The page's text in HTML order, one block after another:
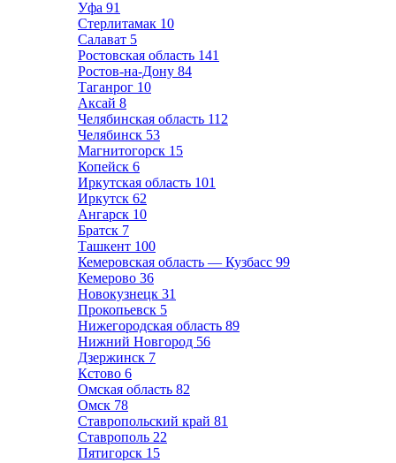
Уфа 91
Стерлитамак 10
Салават 5
Ростовская область 141
Ростов-на-Дону 84
Таганрог 10
Аксай 8
Челябинская область 112
Челябинск 53
Магнитогорск 15
Копейск 6
Иркутская область 101
Иркутск 62
Ангарск 10
Братск 7
Ташкент 100
Кемеровская область — Кузбасс 99
Кемерово 36
Новокузнецк 31
Прокопьевск 5
Нижегородская область 89
Нижний Новгород 56
Дзержинск 7
Кстово 6
Омская область 82
Омск 78
Ставропольский край 81
Ставрополь 22
Пятигорск 15